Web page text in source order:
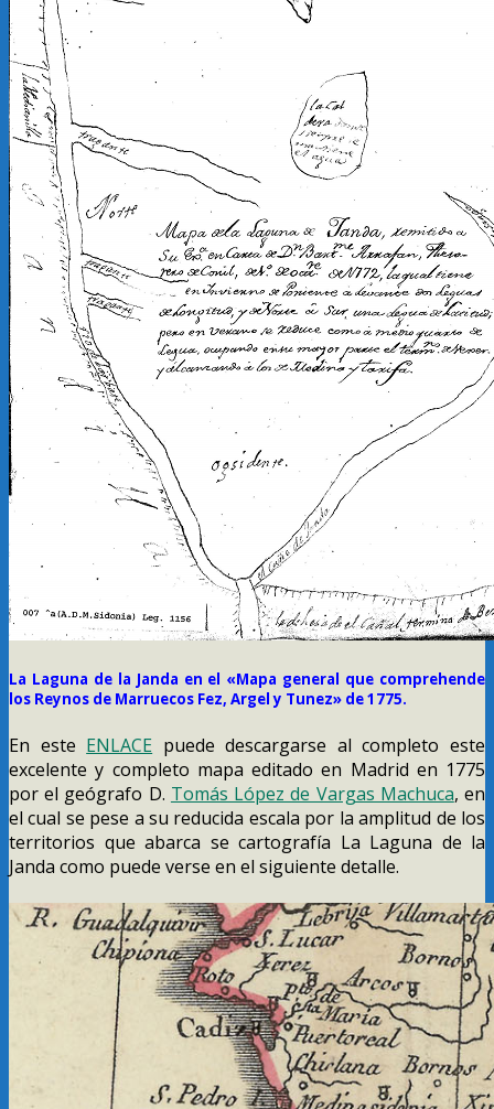
La Laguna de la Janda en el «Mapa general que comprehende
los Reynos de Marruecos Fez, Argel y Tunez» de 1775.
En este ENLACE puede descargarse al completo este
excelente y completo mapa editado en Madrid en 1775
por el geógrafo D. Tomás López de Vargas Machuca, en
el cual se pese a su reducida escala por la amplitud de los
territorios que abarca se cartografía La Laguna de la
Janda como puede verse en el siguiente detalle.